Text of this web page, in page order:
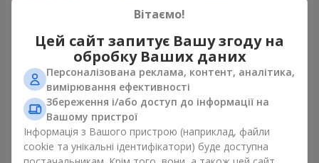
Букет "Чарівність ніжності"
3 324 грн
Композиція "Білосніжна
гармонія"
2 879 грн
Вітаємо!
Цей сайт запитує Вашу згоду на
обробку Ваших даних
Персоналізована реклама, контент, аналітика,
вимірювання ефективності
Збереження і/або доступ до інформації на
Вашому пристрої
Інформація з Вашого пристрою (наприклад, файли
cookie та унікальні ідентифікатори) буде доступна